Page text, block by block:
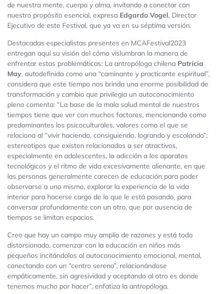
de nuestra mente, cuerpo y alma, invitando a conectar con
nuestro propósito esencial, expresa Edgardo Vogel, Director
Ejecutivo de este Festival, que ya va en su séptima versión.
Destacadas especialistas presentes en MCAFestival2023
entregan aquí su visión del cómo vislumbran la manera de
enfrentar estas problemáticas: La antropóloga chilena Patricia
May, autodefinida como una “caminante y practicante espiritual”,
considera que este tiempo nos brinda una enorme posibilidad de
transformación y cambio que privilegia un autoconocimiento
pleno comenta: “La base de la mala salud mental de nuestros
tiempos tiene que ver con muchos factores, mencionando como
predominantes los psicoculturales, valores como el que se
relaciona al “vivir haciendo, consiguiendo, logrando y escalando”;
estereotipos que existen relacionados a ser atractivos,
especialmente en adolescentes, la adicción a los aparatos
tecnológicos y el ritmo de vida excesivamente alienante, en que
las personas generalmente carecen de educación para poder
observarse a uno mismo, explorar la experiencia de la vida
interior para hacerse cargo de lo que le está pasando, para
conversar profundamente con un otro, que por ausencia de
tiempos se limitan espacios.
Creo que hay un campo muy amplio de razones y está todo
distorsionado, comenzar con la educación en niños más
pequeños incitándolos al autoconocimiento emocional, mental,
conectando con un “centro sereno”, relacionándose
empáticamente, sin agresividad y aceptando al otro es donde
tenemos mucho por hacer”, enfatiza la antropóloga.